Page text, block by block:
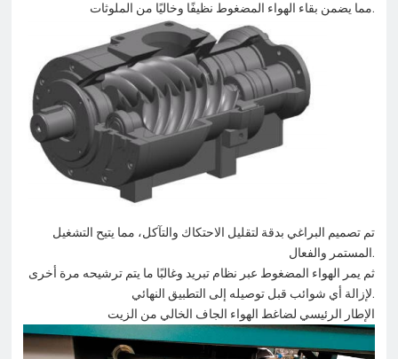
مما يضمن بقاء الهواء المضغوط نظيفًا وخاليًا من الملوثات.
تم تصميم البراغي بدقة لتقليل الاحتكاك والتآكل، مما يتيح التشغيل
المستمر والفعال.
ثم يمر الهواء المضغوط عبر نظام تبريد وغالبًا ما يتم ترشيحه مرة أخرى
لإزالة أي شوائب قبل توصيله إلى التطبيق النهائي.
الإطار الرئيسي لضاغط الهواء الجاف الخالي من الزيت